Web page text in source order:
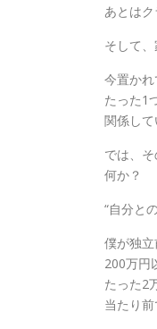
あとはク
そして、
今置か
たった1
関係して
では、
何か？
“自分と
僕が独立
200万円
たった2
当たり前